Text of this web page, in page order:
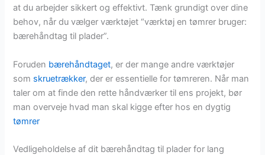
at du arbejder sikkert og effektivt. Tænk grundigt over dine
behov, når du vælger værktøjet “værktøj en tømrer bruger:
bærehåndtag til plader”.
Foruden bærehåndtaget, er der mange andre værktøjer
som skruetrækker, der er essentielle for tømreren. Når man
taler om at finde den rette håndværker til ens projekt, bør
man overveje hvad man skal kigge efter hos en dygtig
tømrer
Vedligeholdelse af dit bærehåndtag til plader for lang